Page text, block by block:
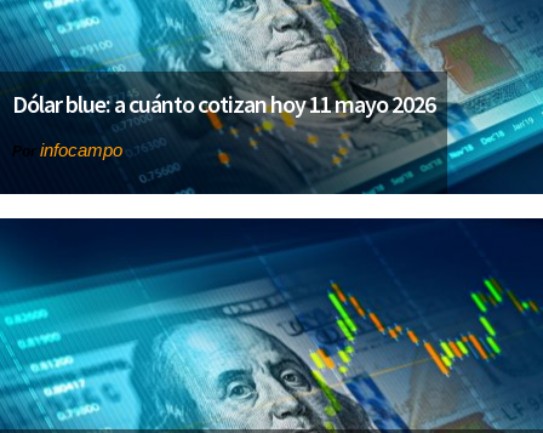
Dólar blue: a cuánto cotizan hoy 11 mayo 2026
Por infocampo